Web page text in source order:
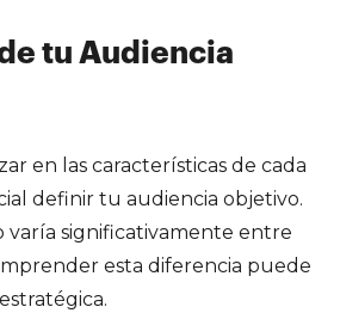
tu Audiencia
en las características de cada
definir tu audiencia objetivo.
varía significativamente entre
esta diferencia puede